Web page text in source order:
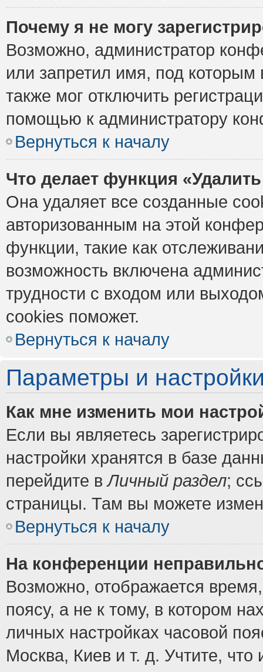
Почему я не могу
Возможно, администратор
или запретил имя, под которым
также мог отключить
помощью к администратору
Вернуться к началу
Что делает функция
Она удаляет все созданные
авторизованным на этой
функции, такие как
возможность включена
трудности с входом или
cookies поможет.
Вернуться к началу
Параметры и
Как мне изменить мои
Если вы являетесь
настройки хранятся в базе
перейдите вЛичный раздел;
страницы. Там вы можете
Вернуться к началу
На конференции
Возможно, отображается
поясу, а не к тому, в котором
личных настройках часовой
Москва, Киев и т. д. Учтите, что